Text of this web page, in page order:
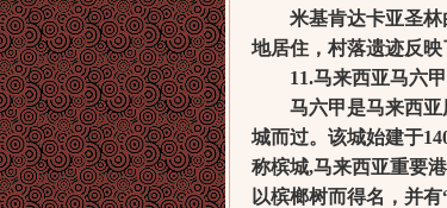
米基肯达卡亚圣林由
地居住，村落遗迹反映
11.马来西亚马六甲
马六甲是马来西亚历
城而过。该城始建于
称槟城,马来西亚重要
以槟榔树而得名，并